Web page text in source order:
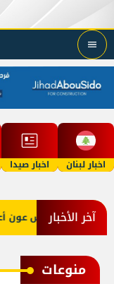
اخبار لبنان اخبار صيدا
آخر الأخبار
الرئيس عون أعاد
منوعات